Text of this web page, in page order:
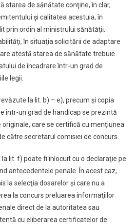
de sănătate conţine, în clar,
şi calitatea acestuia, în
prin ordin al ministrului sănătăţii.
în situaţia solicitării de adaptare
atestă starea de sănătate trebuie
de încadrare într-un grad de
legii.
la lit. b) – e), precum şi copia
într-un grad de handicap se prezintă
care se certifică cu menţiunea
către secretarul comisiei de concurs.
lit. f) poate fi înlocuit cu o declaraţie pe
antecedentele penale. În acest caz,
la selecţia dosarelor şi care nu a
la concurs preluarea informaţiilor
direct de la autoritatea sau
cu eliberarea certificatelor de